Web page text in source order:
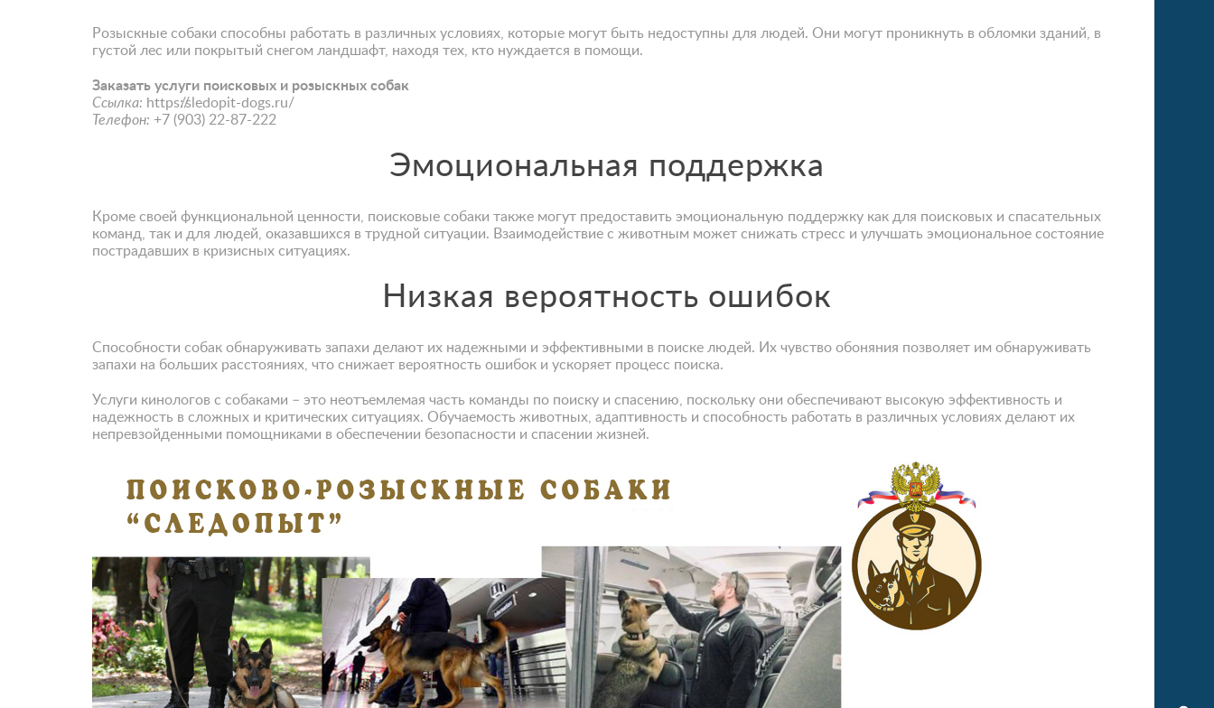
Розыскные собаки способны работать в различных условиях, которые могут быть недоступны для людей. Они могут проникнуть в обломки зданий, в
густой лес или покрытый снегом ландшафт, находя тех, кто нуждается в помощи.
Заказать услуги поисковых и розыскных собак
Ссылка: https://sledopit-dogs.ru/
Телефон: +7 (903) 22-87-222
Эмоциональная поддержка
Кроме своей функциональной ценности, поисковые собаки также могут предоставить эмоциональную поддержку как для поисковых и спасательных
команд, так и для людей, оказавшихся в трудной ситуации. Взаимодействие с животным может снижать стресс и улучшать эмоциональное состояние
пострадавших в кризисных ситуациях.
Низкая вероятность ошибок
Способности собак обнаруживать запахи делают их надежными и эффективными в поиске людей. Их чувство обоняния позволяет им обнаруживать
запахи на больших расстояниях, что снижает вероятность ошибок и ускоряет процесс поиска.
Услуги кинологов с собаками – это неотъемлемая часть команды по поиску и спасению, поскольку они обеспечивают высокую эффективность и
надежность в сложных и критических ситуациях. Обучаемость животных, адаптивность и способность работать в различных условиях делают их
непревзойденными помощниками в обеспечении безопасности и спасении жизней.